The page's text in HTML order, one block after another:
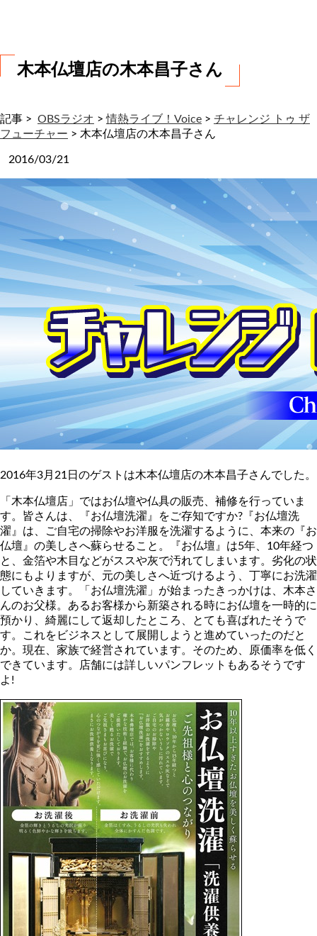
木本仏壇店の木本昌子さん
記事 > OBSラジオ >情熱ライブ！Voice > チャレンジ トゥ ザ
フューチャー > 木本仏壇店の木本昌子さん
2016/03/21
2016年3月21日のゲストは木本仏壇店の木本昌子さんでした。
「木本仏壇店」ではお仏壇や仏具の販売、補修を行っていま
す。皆さんは、『お仏壇洗濯』をご存知ですか?『お仏壇洗
濯』は、ご自宅の掃除やお洋服を洗濯するように、本来の『お
仏壇』の美しさへ蘇らせること。『お仏壇』は5年、10年経つ
と、金箔や木目などがススや灰で汚れてしまいます。劣化の状
態にもよりますが、元の美しさへ近づけるよう、丁寧にお洗濯
していきます。「お仏壇洗濯」が始まったきっかけは、木本さ
んのお父様。あるお客様から新築される時にお仏壇を一時的に
預かり、綺麗にして返却したところ、とても喜ばれたそうで
す。これをビジネスとして展開しようと進めていったのだと
か。現在、家族で経営されています。そのため、原価率を低く
できています。店舗には詳しいパンフレットもあるそうです
よ!